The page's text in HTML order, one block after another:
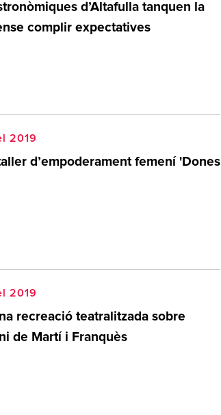
d’Altafulla tanquen la
complir expectatives
2019
d’empoderament femení 'Dones
2019
recreació teatralitzada sobre
de Martí i Franquès